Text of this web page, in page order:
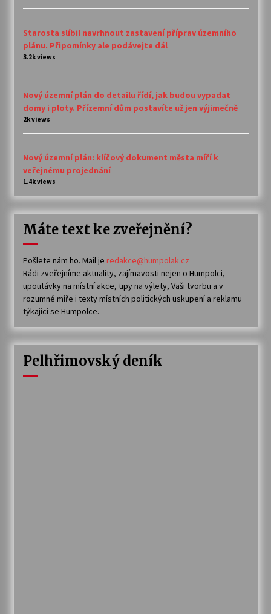
Starosta slíbil navrhnout zastavení příprav územního
plánu. Připomínky ale podávejte dál
3.2k views
Nový územní plán do detailu řídí, jak budou vypadat
domy i ploty. Přízemní dům postavíte už jen výjimečně
2k views
Nový územní plán: klíčový dokument města míří k
veřejnému projednání
1.4k views
Máte text ke zveřejnění?
Pošlete nám ho. Mail je redakce@humpolak.cz
Rádi zveřejníme aktuality, zajímavosti nejen o Humpolci,
upoutávky na místní akce, tipy na výlety, Vaši tvorbu a v
rozumné míře i texty místních politických uskupení a reklamu
týkající se Humpolce.
Pelhřimovský deník